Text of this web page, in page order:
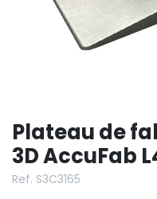
Plateau de
3D AccuFab
Ref. S3C3165